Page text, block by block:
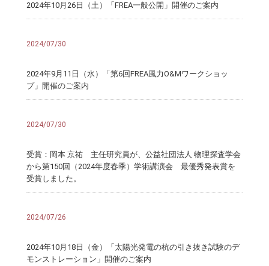
2024年10月26日（土）「FREA一般公開」開催のご案内
2024/07/30
2024年9月11日（水）「第6回FREA風力O&Mワークショッ
プ」開催のご案内
2024/07/30
受賞：岡本 京祐 主任研究員が、公益社団法人 物理探査学会
から第150回（2024年度春季）学術講演会 最優秀発表賞を
受賞しました。
2024/07/26
2024年10月18日（金）「太陽光発電の杭の引き抜き試験のデ
モンストレーション」開催のご案内